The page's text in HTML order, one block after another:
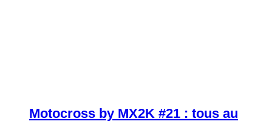
Motocross by MX2K #21 : tous au